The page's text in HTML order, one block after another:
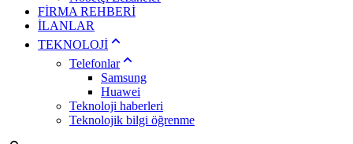
FİRMA REHBERİ
İLANLAR
TEKNOLOJİ
Telefonlar
Samsung
Huawei
Teknoloji haberleri
Teknolojik bilgi öğrenme